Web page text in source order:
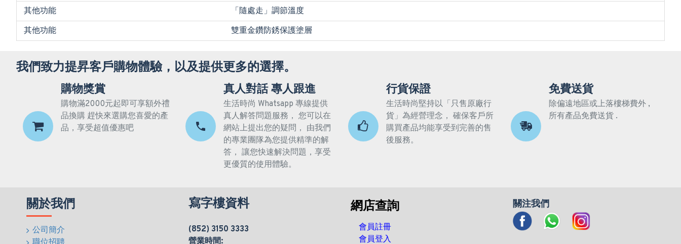
其他功能
「隨處走」調節溫度
其他功能
雙重金鑽防銹保護塗層
我們致力提昇客戶購物體驗，以及提供更多的選擇。
購物獎賞
購物滿2000元起即可享額外禮
品換購 趕快來選購您喜愛的產
品，享受超值優惠吧
真人對話 專人跟進
生活時尚 Whatsapp 專線提供
真人解答問題服務， 您可以在
網站上提出您的疑問， 由我們
的專業團隊為您提供精準的解
答， 讓您快速解決問題，享受
更優質的使用體驗。
行貨保證
生活時尚堅持以「只售原廠行
貨」為經營理念， 確保客戶所
購買產品均能享受到完善的售
後服務。
免費送貨
除偏遠地區或上落樓梯費外 ,
所有產品免費送貨 .
關於我們
公司簡介
寫字樓資料
(852) 3150 3333
營業時間:
網店查詢
會員註冊
會員登入
關注我們